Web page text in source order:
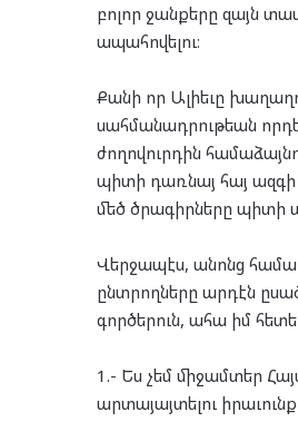
բոլոր ջանքերը զայն
ապահովելու։
Քանի որ Ալիեւը
սահմանադրութեան
ժողովուրդին
պիտի դառնայ հայ ազգի
մեծ ծրագիրները պիտի
Վերջապէս, անոնց
ընտրողները արդէն
գործերուն, ահա իմ
1.- Ես չեմ միջամտեր
արտայայտելու